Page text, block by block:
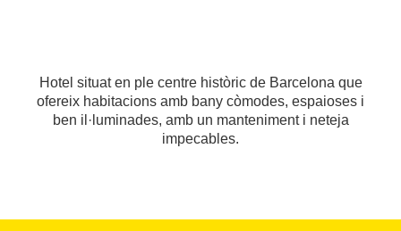
Hotel situat en ple centre històric de Barcelona que
ofereix habitacions amb bany còmodes, espaioses i
ben il·luminades, amb un manteniment i neteja
impecables.